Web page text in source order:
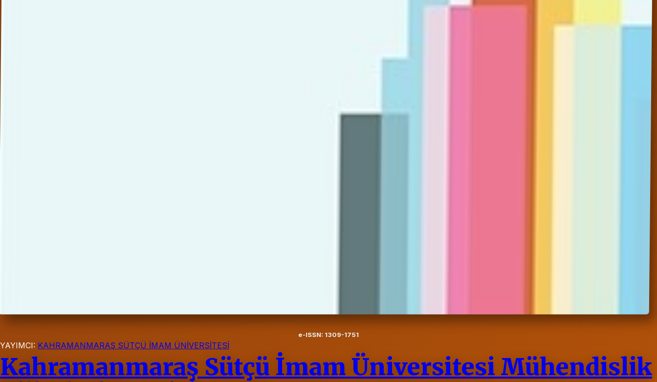
e-ISSN: 1309-1751
YAYIMCI: KAHRAMANMARAŞ SÜTÇÜ İMAM ÜNİVERSİTESİ
Kahramanmaraş Sütçü İmam Üniversitesi Mühendislik